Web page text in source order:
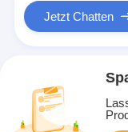
Jetzt Chatten